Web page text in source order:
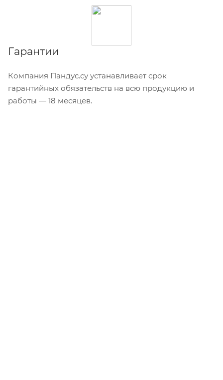
Гарантии
Компания Пандус.су устанавливает срок
гарантийных обязательств на всю продукцию и
работы — 18 месяцев.